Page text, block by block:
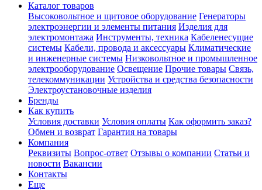
Каталог товаров
Высоковольтное и щитовое оборудование Генераторы
электроэнергии и элементы питания Изделия для
электромонтажа Инструменты, техника Кабеленесущие
системы Кабели, провода и аксессуары Климатические
и инженерные системы Низковольтное и промышленное
электрооборудование Освещение Прочие товары Связь,
телекоммуникации Устройства и средства безопасности
Электроустановочные изделия
Бренды
Как купить
Условия доставки Условия оплаты Как оформить заказ?
Обмен и возврат Гарантия на товары
Компания
Реквизиты Вопрос-ответ Отзывы о компании Статьи и
новости Вакансии
Контакты
Еще